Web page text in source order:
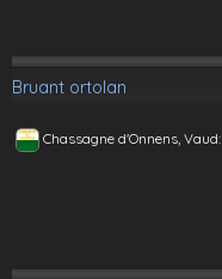
Bruant ortolan
Chassagne d'Onnens, Vaud: